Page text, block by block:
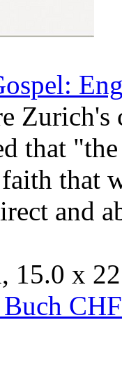
that
that
and
15.0 x
Buch